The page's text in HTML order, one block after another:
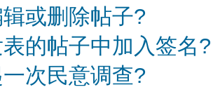
或删除帖子?
的帖子中加入签名?
次民意调查?